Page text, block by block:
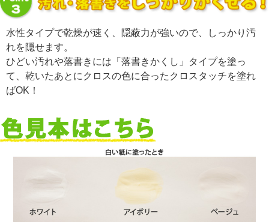
水性タイプで乾燥が速く、隠蔽力が強いので、しっかり汚
れを隠せます。
ひどい汚れや落書きには「落書きかくし」タイプを塗っ
て、乾いたあとにクロスの色に合ったクロスタッチを塗れ
ばOK！